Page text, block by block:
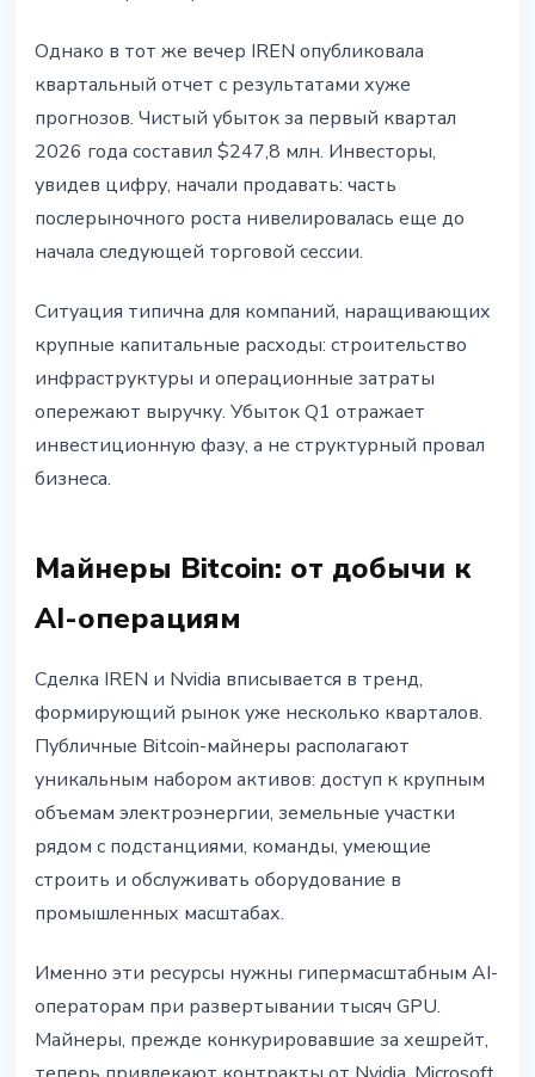
Однако в тот же вечер IREN опубликовала
квартальный отчет с результатами хуже
прогнозов. Чистый убыток за первый квартал
2026 года составил $247,8 млн. Инвесторы,
увидев цифру, начали продавать: часть
послерыночного роста нивелировалась еще до
начала следующей торговой сессии.
Ситуация типична для компаний, наращивающих
крупные капитальные расходы: строительство
инфраструктуры и операционные затраты
опережают выручку. Убыток Q1 отражает
инвестиционную фазу, а не структурный провал
бизнеса.
Майнеры Bitcoin: от добычи к
AI-операциям
Сделка IREN и Nvidia вписывается в тренд,
формирующий рынок уже несколько кварталов.
Публичные Bitcoin-майнеры располагают
уникальным набором активов: доступ к крупным
объемам электроэнергии, земельные участки
рядом с подстанциями, команды, умеющие
строить и обслуживать оборудование в
промышленных масштабах.
Именно эти ресурсы нужны гипермасштабным AI-
операторам при развертывании тысяч GPU.
Майнеры, прежде конкурировавшие за хешрейт,